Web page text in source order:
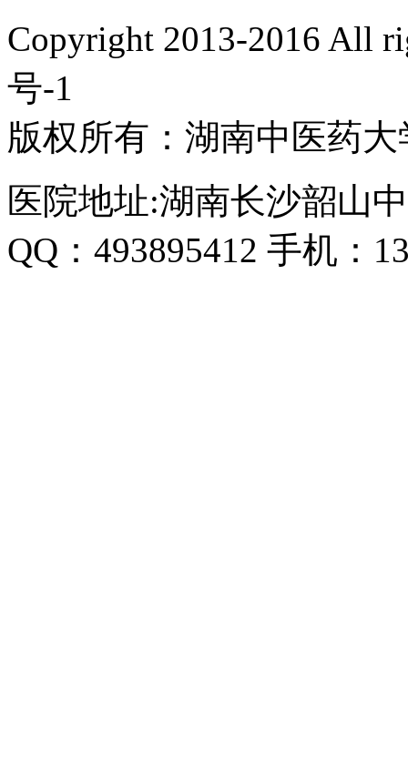
Copyright 2013-2016 All
号-1
版权所有：湖南中医药
医院地址:湖南长沙韶山
QQ：493895412 手机：